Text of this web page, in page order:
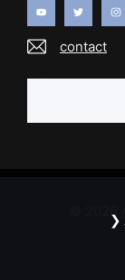
contact
© 2026